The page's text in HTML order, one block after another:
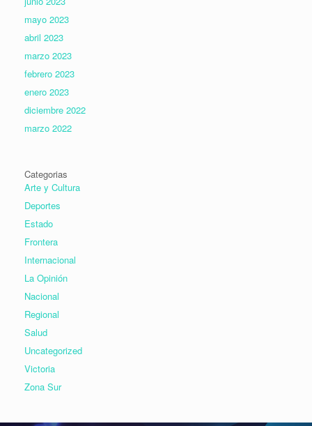
mayo 2023
abril 2023
marzo 2023
febrero 2023
enero 2023
diciembre 2022
marzo 2022
Categorias
Arte y Cultura
Deportes
Estado
Frontera
Internacional
La Opinión
Nacional
Regional
Salud
Uncategorized
Victoria
Zona Sur